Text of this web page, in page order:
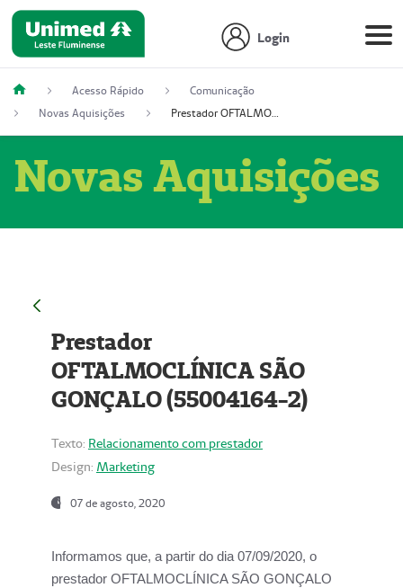
Login
Acesso Rápido
Comunicação
Novas Aquisições
Prestador OFTALMOCLÍNICA SÃO GONÇALO (55004164-2)
Novas Aquisições
Prestador
OFTALMOCLÍNICA SÃO
GONÇALO (55004164-2)
Texto: Relacionamento com prestador
Design: Marketing
07 de agosto, 2020
Informamos que, a partir do dia07/09/2020, o
prestador OFTALMOCLÍNICA SÃO GONÇALO